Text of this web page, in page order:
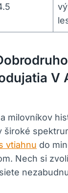
V
milovníkov
široké
vtiahnu do
⁢Nech si‌